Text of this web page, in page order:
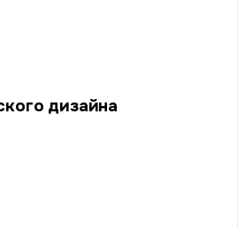
дизайна